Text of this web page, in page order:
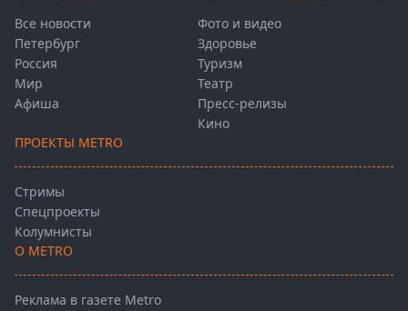
Все новости
Петербург
Россия
Мир
Афиша
Фото и видео
Здоровье
Туризм
Театр
Пресс-релизы
Кино
ПРОЕКТЫ METRO
Стримы
Спецпроекты
Колумнисты
О METRO
Реклама в газете Metro